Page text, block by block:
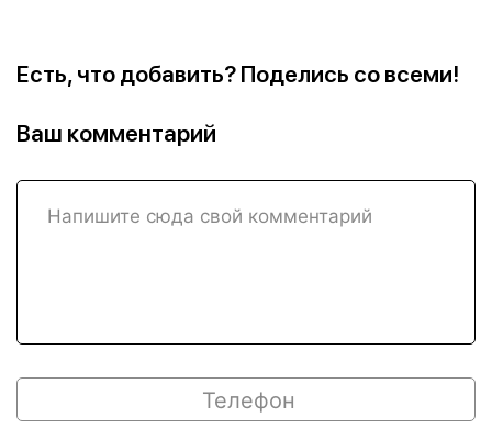
Есть, что добавить? Поделись со всеми!
Ваш комментарий